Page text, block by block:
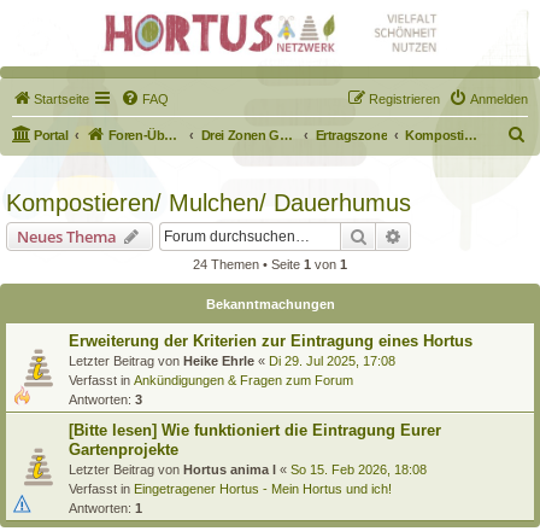
Startseite FAQ Anmelden
Registrieren
Portal Foren-Übersicht Drei Zonen Garten Ertragszone Kompostieren/ Mulchen/ Dauerhumus
u
Kompostieren/ Mulchen/ Dauerhumus
Neues Thema Suche
24 Themen • Seite 1 von 1
Bekanntmachungen
Erweiterung der Kriterien zur Eintragung eines Hortus
Letzter Beitrag von Heike Ehrle « Di 29. Jul 2025, 17:08
Verfasst in Ankündigungen & Fragen zum Forum
Antworten: 3
[Bitte lesen] Wie funktioniert die Eintragung Eurer
Gartenprojekte
Letzter Beitrag von Hortus anima l « So 15. Feb 2026, 18:08
Verfasst in Eingetragener Hortus - Mein Hortus und ich!
Antworten: 1